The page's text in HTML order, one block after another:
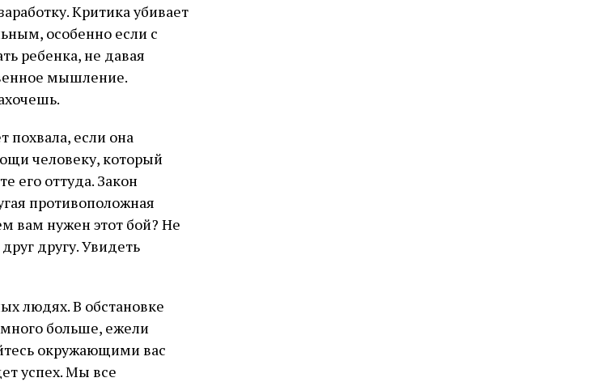
Критика убивает
особенно если с
ребенка, не давая
мышление.
похвала, если она
человеку, который
его оттуда. Закон
противоположная
вам нужен этот бой? Не
другу. Увидеть
людях. В обстановке
больше, ежели
окружающими вас
успех. Мы все